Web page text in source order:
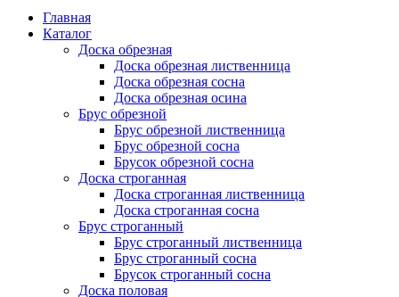
Главная
Каталог
Доска обрезная
Доска обрезная лиственница
Доска обрезная сосна
Доска обрезная осина
Брус обрезной
Брус обрезной лиственница
Брус обрезной сосна
Брусок обрезной сосна
Доска строганная
Доска строганная лиственница
Доска строганная сосна
Брус строганный
Брус строганный лиственница
Брус строганный сосна
Брусок строганный сосна
Доска половая